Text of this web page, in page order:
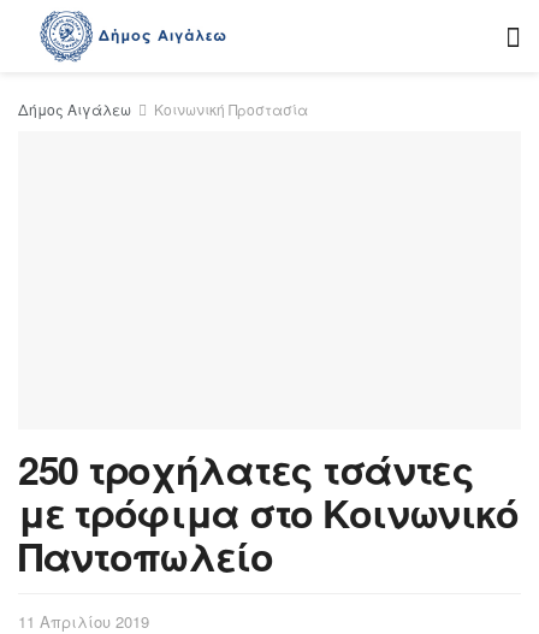
Δήμος Αιγάλεω Κοινωνική Προστασία
250 τροχήλατες τσάντες
με τρόφιμα στο Κοινωνικό
Παντοπωλείο
11 Απριλίου 2019